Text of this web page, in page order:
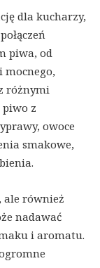
dla kucharzy,
piwa, od
mocnego,
różnymi
piwo z
owoce
smakowe,
ale również
nadawać
i aromatu.